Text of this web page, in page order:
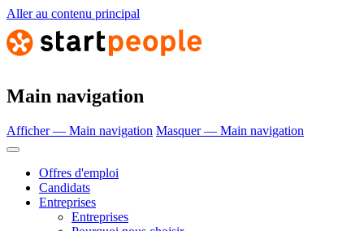
Aller au contenu principal
Main navigation
Afficher — Main navigation Masquer — Main navigation
Offres d'emploi
Candidats
Entreprises
Entreprises